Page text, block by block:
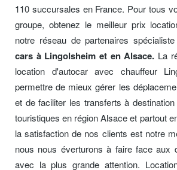
110 succursales en France. Pour tous
groupe, obtenez le meilleur prix
notre réseau de partenaires
cars à Lingolsheim et en Alsace. La
location d'autocar avec chauffeur
permettre de mieux gérer les
et de faciliter les transferts à
touristiques en région Alsace et partout
la satisfaction de nos clients est notre
nous nous éverturons à faire face aux
avec la plus grande attention.